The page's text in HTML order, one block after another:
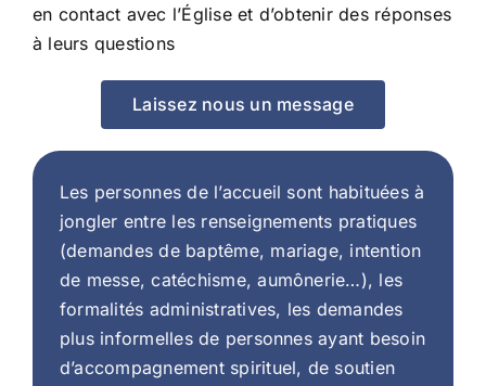
en contact avec l’Église et d’obtenir des réponses
à leurs questions
Laissez nous un message
Les personnes de l’accueil sont habituées à
jongler entre les renseignements pratiques
(demandes de baptême, mariage, intention
de messe, catéchisme, aumônerie…), les
formalités administratives, les demandes
plus informelles de personnes ayant besoin
d’accompagnement spirituel, de soutien